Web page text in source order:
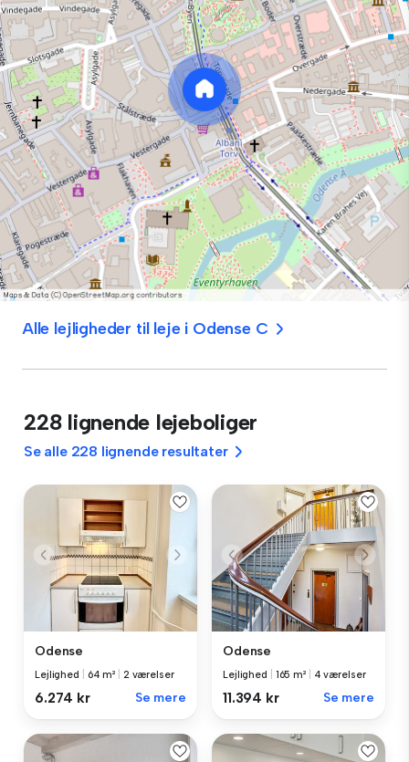
Alle lejligheder til leje i Odense C
228 lignende lejeboliger
Se alle 228 lignende resultater
Odense
Lejlighed 64 m² 2 værelser
6.274 kr Se mere
Odense
Lejlighed 165 m² 4 værelser
11.394 kr Se mere